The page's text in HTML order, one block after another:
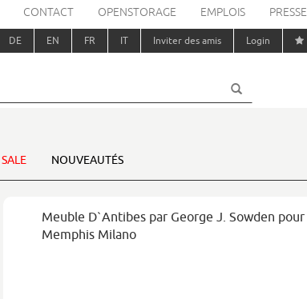
CONTACT OPENSTORAGE EMPLOIS PRESSE
DE EN FR IT Inviter des amis Login
SALE NOUVEAUTÉS
Meuble D`Antibes par George J. Sowden pour
Memphis Milano